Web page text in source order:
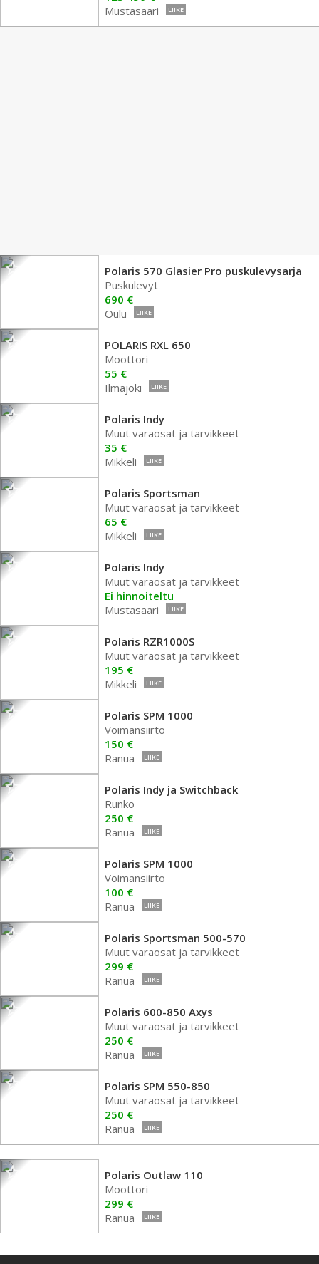
Mustasaari
LIIKE
Polaris 570 Glasier Pro puskulevysarja
Puskulevyt
690 €
Oulu
LIIKE
POLARIS RXL 650
Moottori
55 €
Ilmajoki
LIIKE
Polaris Indy
Muut varaosat ja tarvikkeet
35 €
Mikkeli
LIIKE
Polaris Sportsman
Muut varaosat ja tarvikkeet
65 €
Mikkeli
LIIKE
Polaris Indy
Muut varaosat ja tarvikkeet
Ei hinnoiteltu
Mustasaari
LIIKE
Polaris RZR1000S
Muut varaosat ja tarvikkeet
195 €
Mikkeli
LIIKE
Polaris SPM 1000
Voimansiirto
150 €
Ranua
LIIKE
Polaris Indy ja Switchback
Runko
250 €
Ranua
LIIKE
Polaris SPM 1000
Voimansiirto
100 €
Ranua
LIIKE
Polaris Sportsman 500-570
Muut varaosat ja tarvikkeet
299 €
Ranua
LIIKE
Polaris 600-850 Axys
Muut varaosat ja tarvikkeet
250 €
Ranua
LIIKE
Polaris SPM 550-850
Muut varaosat ja tarvikkeet
250 €
Ranua
LIIKE
Polaris Outlaw 110
Moottori
299 €
Ranua
LIIKE